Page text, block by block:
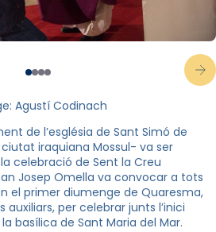
Agustí Codinach
de l’església de Sant Simó de
iraquiana Mossul- va ser
celebració de Sent la Creu
Josep Omella va convocar a tots
el primer diumenge de Quaresma,
per celebrar junts l’inici
basílica de Sant Maria del Mar.